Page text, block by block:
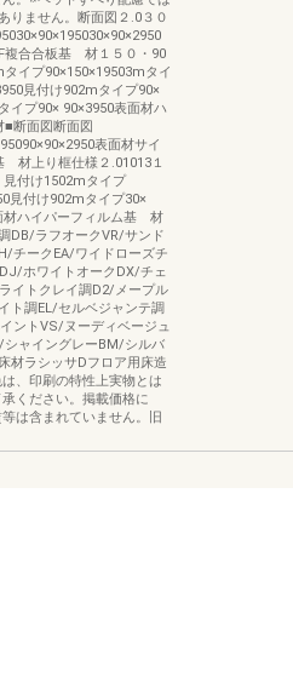
りません。断面図２.0３０
複合合板基 材１５０・90
イプ90×150×19503mタイ
見付け902mタイプ90×
イプ90× 90×3950表面材ハ
断面図断面図
表面材サイ
材上り框仕様２.01013１
付け1502mタイプ
見付け902mタイプ30×
材ハイパーフィルム基 材
DB/ラフオークVR/サンド
チークEA/ワイドローズチ
ホワイトオークDX/チェ
イトクレイ調D2/メープル
ト調EL/セルベジャンテ調
ントVS/ヌーディベージュ
ャイングレーBM/シルバ
材ラシッサDフロア用床造
、印刷の特性上実物とは
ください。掲載価格に
は含まれていません。旧